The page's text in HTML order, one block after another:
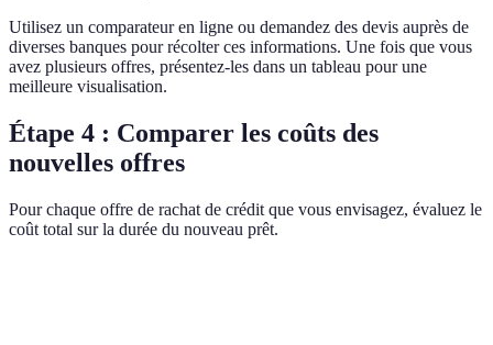
Utilisez un comparateur en ligne ou demandez des devis auprès de
diverses banques pour récolter ces informations. Une fois que vous
avez plusieurs offres, présentez-les dans un tableau pour une
meilleure visualisation.
Étape 4 : Comparer les coûts des
nouvelles offres
Pour chaque offre de rachat de crédit que vous envisagez, évaluez le
coût total sur la durée du nouveau prêt.